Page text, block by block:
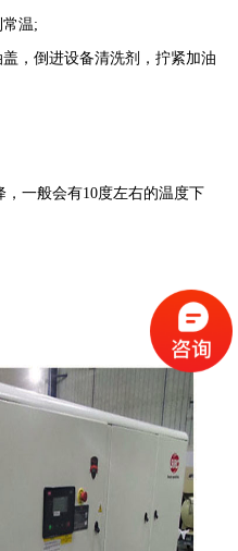
温;
，倒进设备清洗剂，拧紧加油
一般会有10度左右的温度下